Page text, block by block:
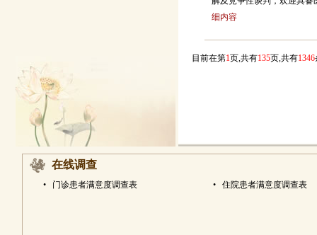
细内容
目前在第1页,共有135页,共有1346
在线调查
• 门诊患者满意度调查表 • 住院患者满意度调查表